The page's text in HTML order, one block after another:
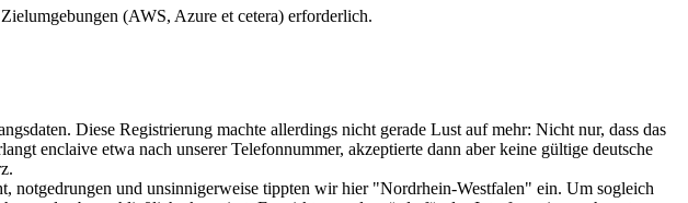
(AWS, Azure et cetera) erforderlich.
Diese Registrierung machte allerdings nicht gerade Lust auf mehr: Nicht nur, dass das
enclaive etwa nach unserer Telefonnummer, akzeptierte dann aber keine gültige deutsche
notgedrungen und unsinnigerweise tippten wir hier "Nordrhein-Westfalen" ein. Um sogleich